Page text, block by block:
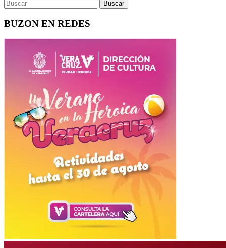
BUZON EN REDES